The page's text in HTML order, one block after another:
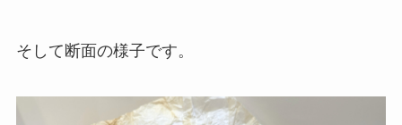
そして断面の様子です。